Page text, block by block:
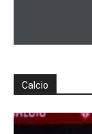
Calcio